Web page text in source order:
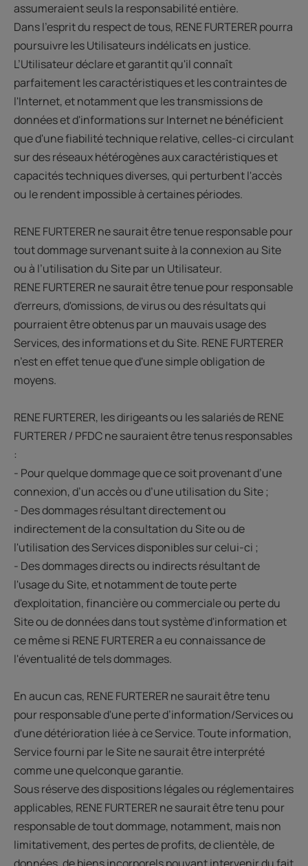
assumeraient seuls la responsabilité entière.
Dans l'esprit du respect de tous, RENE FURTERER pourra
poursuivre les Utilisateurs indélicats en justice.
L’Utilisateur déclare et garantit qu'il connaît
parfaitement les caractéristiques et les contraintes de
l'Internet, et notamment que les transmissions de
données et d'informations sur Internet ne bénéficient
que d'une fiabilité technique relative, celles-ci circulant
sur des réseaux hétérogènes aux caractéristiques et
capacités techniques diverses, qui perturbent l'accès
ou le rendent impossible à certaines périodes.
RENE FURTERER ne saurait être tenue responsable pour
tout dommage survenant suite à la connexion au Site
ou à l’utilisation du Site par un Utilisateur.
RENE FURTERER ne saurait être tenue pour responsable
d'erreurs, d'omissions, de virus ou des résultats qui
pourraient être obtenus par un mauvais usage des
Services, des informations et du Site. RENE FURTERER
n’est en effet tenue que d'une simple obligation de
moyens.
RENE FURTERER, les dirigeants ou les salariés de RENE
FURTERER / PFDC ne sauraient être tenus responsables
:
- Pour quelque dommage que ce soit provenant d’une
connexion, d’un accès ou d’une utilisation du Site ;
- Des dommages résultant directement ou
indirectement de la consultation du Site ou de
l'utilisation des Services disponibles sur celui-ci ;
- Des dommages directs ou indirects résultant de
l'usage du Site, et notamment de toute perte
d'exploitation, financière ou commerciale ou perte du
Site ou de données dans tout système d'information et
ce même si RENE FURTERER a eu connaissance de
l'éventualité de tels dommages.
En aucun cas, RENE FURTERER ne saurait être tenu
pour responsable d'une perte d’information/Services ou
d'une détérioration liée à ce Service. Toute information,
Service fourni par le Site ne saurait être interprété
comme une quelconque garantie.
Sous réserve des dispositions légales ou réglementaires
applicables, RENE FURTERER ne saurait être tenu pour
responsable de tout dommage, notamment, mais non
limitativement, des pertes de profits, de clientèle, de